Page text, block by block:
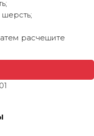
расчешите